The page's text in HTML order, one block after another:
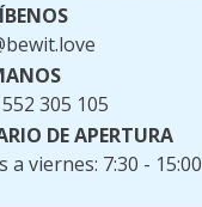
305 105
DE APERTURA
a viernes: 7:30 - 15:00